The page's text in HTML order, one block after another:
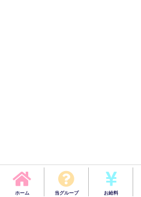
ホーム 当グループ お給料